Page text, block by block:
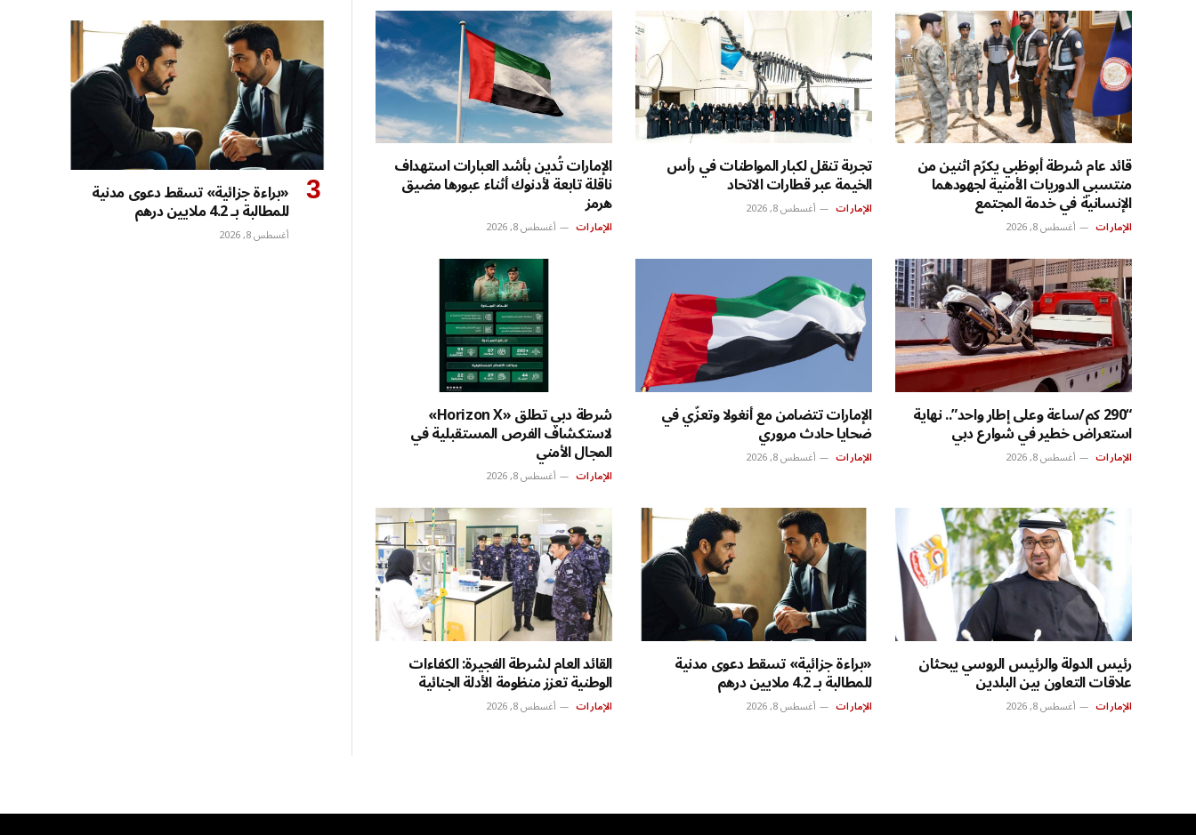
قائد عام شرطة أبوظبي يكرّم اثنين من
منتسبي الدوريات الأمنية لجهودهما
الإنسانية في خدمة المجتمع
الإمارات أغسطس 8, 2026
تجربة تنقل لكبار المواطنات في رأس
الخيمة عبر قطارات الاتحاد
الإمارات أغسطس 8, 2026
الإمارات تُدين بأشد العبارات استهداف
ناقلة تابعة لأدنوك أثناء عبورها مضيق
هرمز
الإمارات أغسطس 8, 2026
“290 كم/ساعة وعلى إطار واحد”.. نهاية
استعراض خطير في شوارع دبي
الإمارات أغسطس 8, 2026
الإمارات تتضامن مع أنغولا وتعزّي في
ضحايا حادث مروري
الإمارات أغسطس 8, 2026
شرطة دبي تطلق «Horizon X»
لاستكشاف الفرص المستقبلية في
المجال الأمني
الإمارات أغسطس 8, 2026
رئيس الدولة والرئيس الروسي يبحثان
علاقات التعاون بين البلدين
الإمارات أغسطس 8, 2026
«براءة جزائية» تسقط دعوى مدنية
للمطالبة بـ 4.2 ملايين درهم
الإمارات أغسطس 8, 2026
القائد العام لشرطة الفجيرة: الكفاءات
الوطنية تعزز منظومة الأدلة الجنائية
الإمارات أغسطس 8, 2026
«براءة جزائية» تسقط دعوى مدنية
للمطالبة بـ 4.2 ملايين درهم
أغسطس 8, 2026